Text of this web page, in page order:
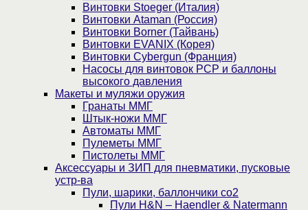
Винтовки Stoeger (Италия)
Винтовки Ataman (Россия)
Винтовки Borner (Тайвань)
Винтовки EVANIX (Корея)
Винтовки Cybergun (Франция)
Насосы для винтовок PCP и баллоны
высокого давления
Макеты и муляжи оружия
Гранаты ММГ
Штык-ножи ММГ
Автоматы ММГ
Пулеметы ММГ
Пистолеты ММГ
Аксессуары и ЗИП для пневматики, пусковые
устр-ва
Пули, шарики, баллончики со2
Пули H&N – Haendler & Natermann